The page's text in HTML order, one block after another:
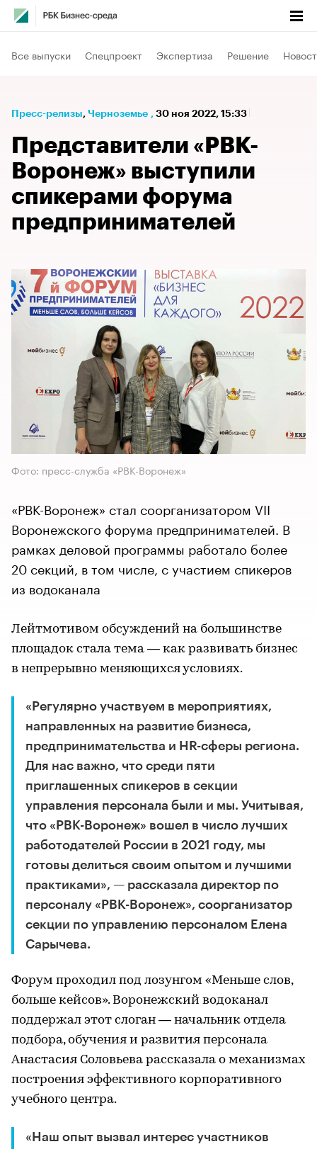
Все выпуски Спецпроект Экспертиза Решение
Пресс-релизы⁠, Черноземье , 30 ноя 2022, 15:33
Представители «РВК-
Воронеж» выступили
спикерами форума
предпринимателей
Фото: пресс-служба «РВК-Воронеж»
«РВК-Воронеж» стал соорганизатором VII
Воронежского форума предпринимателей. В
рамках деловой программы работало более
20 секций, в том числе, с участием спикеров
из водоканала
Лейтмотивом обсуждений на большинстве
площадок стала тема — как развивать бизнес
в непрерывно меняющихся условиях.
«Регулярно участвуем в мероприятиях,
направленных на развитие бизнеса,
предпринимательства и HR-сферы региона.
Для нас важно, что среди пяти
приглашенных спикеров в секции
управления персонала были и мы. Учитывая,
что «РВК-Воронеж» вошел в число лучших
работодателей России в 2021 году, мы
готовы делиться своим опытом и лучшими
практиками», — рассказала директор по
персоналу «РВК-Воронеж», соорганизатор
секции по управлению персоналом Елена
Сарычева.
Форум проходил под лозунгом «Меньше слов,
больше кейсов». Воронежский водоканал
поддержал этот слоган — начальник отдела
подбора, обучения и развития персонала
Анастасия Соловьева рассказала о механизмах
построения эффективного корпоративного
учебного центра.
«Наш опыт вызвал интерес участников